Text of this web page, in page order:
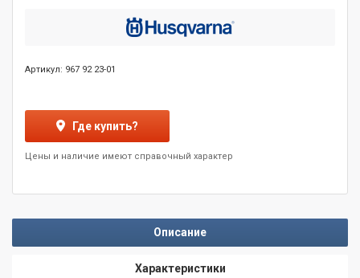
Артикул: 967 92 23-01
Где купить?
Цены и наличие имеют справочный характер
Описание
Характеристики